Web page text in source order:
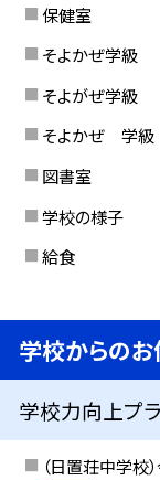
保健室
そよかぜ学級
そよがぜ学級
そよかぜ 学級
図書室
学校の様子
給食
学校からのお
学校力向上プ
（日置荘中学校